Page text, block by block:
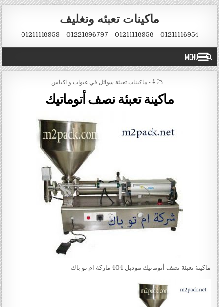
Skip to content
ماكينات تعبئه وتغليف
01211116954 – 01211116956 – 01221696797 – 01211116958
MENU
POSTED IN
4 - ماكينات تعبئة سوائل في عبوات و اكياس
ماكينة تعبئة نصف أتوماتيك
ماكينة تعبئة نصف أتوماتيك موديل 404 ماركة ام تو باك